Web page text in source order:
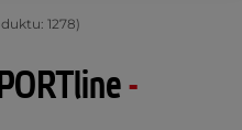
1278)
-